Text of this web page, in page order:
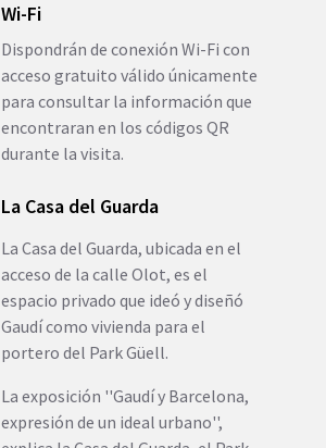
Wi-Fi
Dispondrán de conexión Wi-Fi con
acceso gratuito válido únicamente
para consultar la información que
encontraran en los códigos QR
durante la visita.
La Casa del Guarda
La Casa del Guarda, ubicada en el
acceso de la calle Olot, es el
espacio privado que ideó y diseñó
Gaudí como vivienda para el
portero del Park Güell.
La exposición ''Gaudí y Barcelona,
expresión de un ideal urbano'',